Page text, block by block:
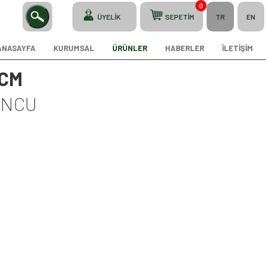
EN
TR
0
SEPETİM
ÜYELİK
İLETİŞİM
HABERLER
ÜRÜNLER
KURUMSAL